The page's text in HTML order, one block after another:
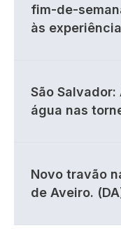
fim-de-
às
São Salvador:
água nas
Novo travão
de Aveiro.